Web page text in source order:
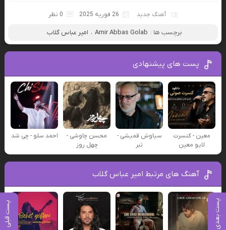
پست بعدی پست قبلی
آهنگ جدید 26 فوریه 2025 0 نظر
برچسب ها : Amir Abbas Golab ، امیر عباس گلاب
پست های پیشنهادی
معین - کنسرت
لایو معین
سیاوش قمیشی -
تبر
محسن چاوشی -
چهل روز
احمد سلو - چی شد
آهنگ های مرتبط امیر عباس گلاب